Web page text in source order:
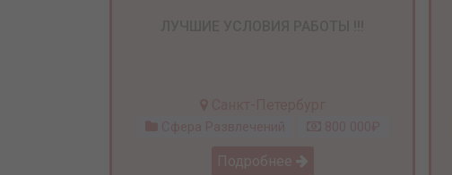
Сфера Развлечений 800 000₽
Подробнее